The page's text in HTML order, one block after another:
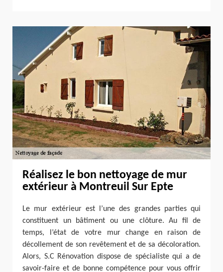
Réalisez le bon nettoyage de mur
extérieur à Montreuil Sur Epte
Le mur extérieur est l’une des grandes parties qui
constituent un bâtiment ou une clôture. Au fil de
temps, l’état de votre mur change en raison de
décollement de son revêtement et de sa décoloration.
Alors, S.C Rénovation dispose de spécialiste qui a de
savoir-faire et de bonne compétence pour vous offrir